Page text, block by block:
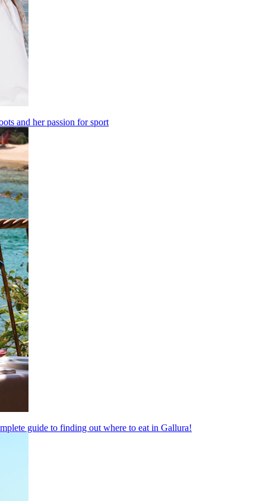
and her passion for sport
guide to finding out where to eat in Gallura!